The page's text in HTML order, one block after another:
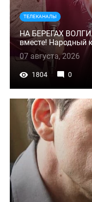
ТЕЛЕКАНАЛЫ
НА БЕРЕГАХ
вместе! Народный
07 августа, 2026
1804 0